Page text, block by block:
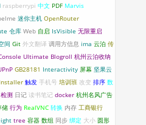
raspberrypi 中文 PDF Marvis
迷你主机 OpenRouter
仓库 Web 自启 IsVisible 无限重启
间 Git 外文翻译 调用方信息 ima 云泊 传
Ultimate Blogroll 杭州云泊收纳
GB28181 Interactivity 屏幕 坚果云
触发 手机号 培训班 改变 排序 数
检测 日记 读书笔记 docker 杭州名风广告
储 行为 RealVNC 转换 内存 工商银行
tree 容器 数组 同步 绑定 大小 圆形